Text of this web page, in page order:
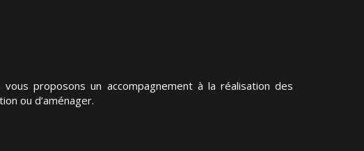
proposons un accompagnement à la réalisation des
ou d’aménager.